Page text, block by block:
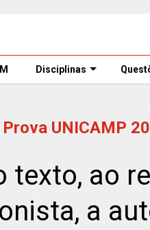
Disciplinas
Prova UNICAMP
texto, ao
a